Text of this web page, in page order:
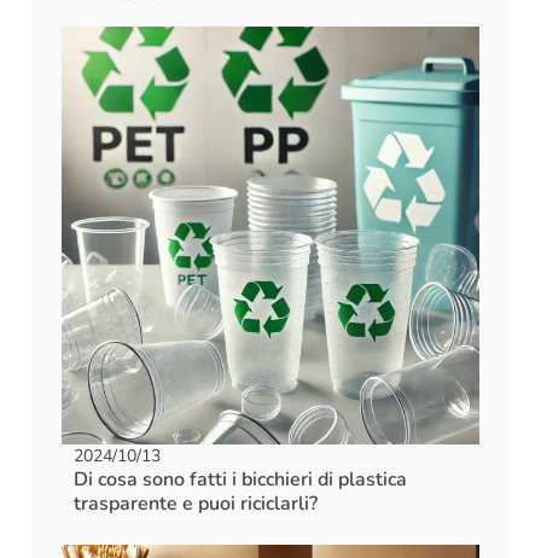
2024/10/13
Di cosa sono fatti i bicchieri di plastica
trasparente e puoi riciclarli?